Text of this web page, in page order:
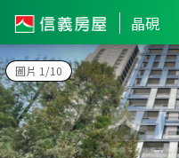
晶硯
圖片 1/10